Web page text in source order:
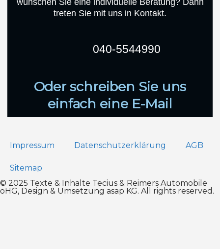
treten Sie mit uns in Kontakt.
040-5544990
Oder schreiben Sie uns
einfach eine E-Mail
Impressum Datenschutz­erklärung AGB
Sitemap
© 2025 Texte & Inhalte Tecius & Reimers Automobile
oHG, Design & Umsetzung asap KG. All rights reserved.